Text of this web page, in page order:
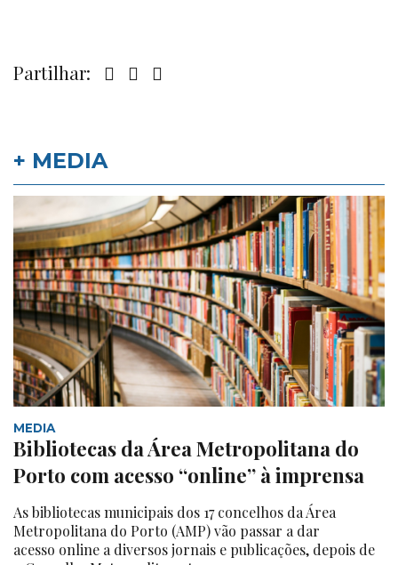
Partilhar:
+ MEDIA
MEDIA
Bibliotecas da Área Metropolitana do
Porto com acesso “online” à imprensa
As bibliotecas municipais dos 17 concelhos da Área
Metropolitana do Porto (AMP) vão passar a dar
acesso online a diversos jornais e publicações, depois de